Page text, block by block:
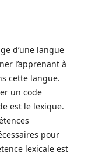
d’une langue
l’apprenant à
cette langue.
un code
est le lexique.
pour
lexicale est